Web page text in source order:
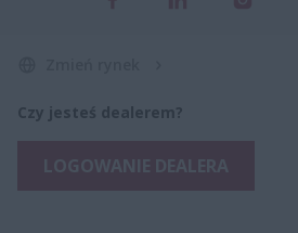
Czy jesteś dealerem?